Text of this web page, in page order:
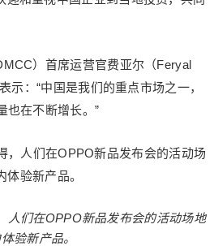
）首席运营官费亚尔（Feryal
示：“中国是我们的重点市场之一，
也在不断增长。”
人们在OPPO新品发布会的活动场地
验新产品。